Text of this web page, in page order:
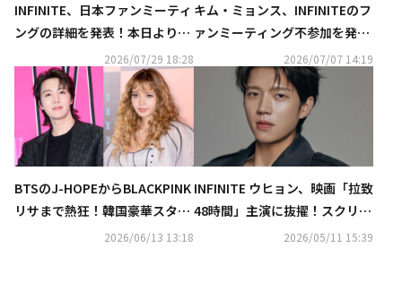
INFINITE、日本ファンミーティ
ングの詳細を発表！本日より先
行受付がスタート2026/07/29 18:28
キム・ミョンス、INFINITEのフ
ァンミーティング不参加を発
表…ファンに謝罪2026/07/07 14:19
BTSのJ-HOPEからBLACKPINK
リサまで熱狂！韓国豪華スター
たちが「北中米ワールドカッ
2026/06/13 13:18
INFINITE ウヒョン、映画「拉致
48時間」主演に抜擢！スクリー
ンデビューに期待2026/05/11 15:39